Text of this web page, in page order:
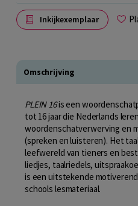
Inkijkexemplaar
Omschrijving
PLEIN16is een
tot 16 jaar die Nederlands
woordenschatverwerving en
(spreken en luisteren). Het
leefwereld van tieners en
liedjes, taalriedels,
is een uitstekende
schools lesmateriaal.